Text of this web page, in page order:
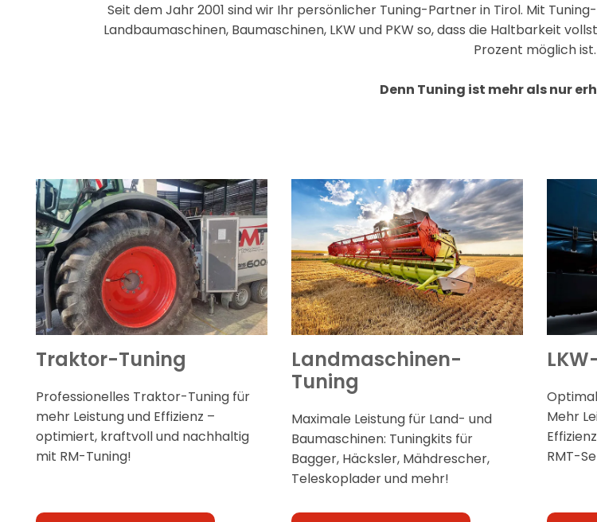
Seit dem Jahr 2001 sind wir Ihr persönlicher Tuning-Partner in Tirol. Mit
Landbaumaschinen, Baumaschinen, LKW und PKW so, dass die Haltbarkeit
Prozent möglich ist.
Denn Tuning ist mehr als nur
Traktor-Tuning
Professionelles Traktor-Tuning für
mehr Leistung und Effizienz –
optimiert, kraftvoll und nachhaltig
mit RM-Tuning!
Landmaschinen-
Tuning
Maximale Leistung für Land- und
Baumaschinen: Tuningkits für
Bagger, Häcksler, Mähdrescher,
Teleskoplader und mehr!
Mehr
RMT-